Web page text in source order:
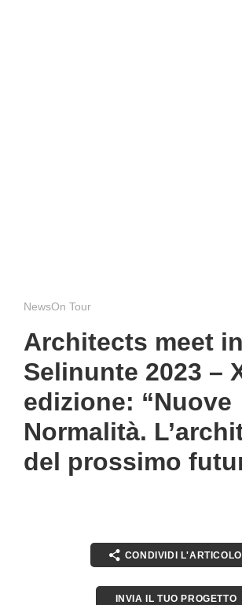
NewsOn Tour
Architects meet in
Selinunte 2023 –
edizione: “Nuove
Normalità.
del prossimo
CONDIVIDI L'ARTICOLO
INVIA IL TUO PROGETTO